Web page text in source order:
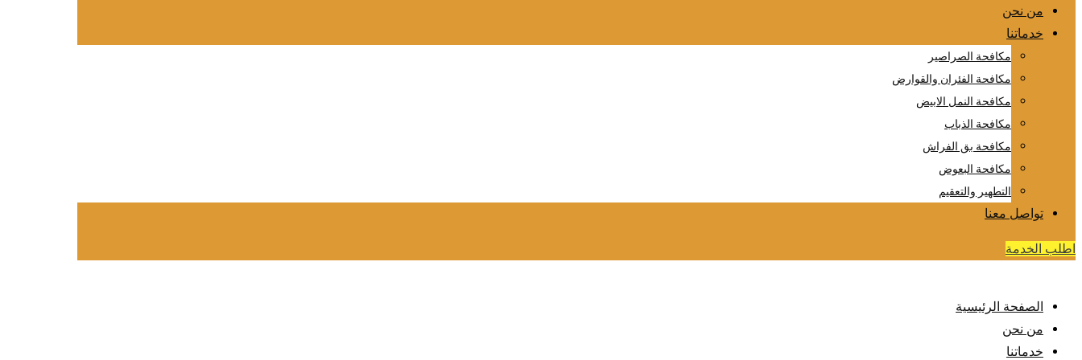
من نحن
خدماتنا
مكافحة الصراصير
مكافحة الفئران والقوارض
مكافحة النمل الابيض
مكافحة الذباب
مكافحة بق الفراش
مكافحة البعوض
التطهير والتعقيم
تواصل معنا
اطلب الخدمة
الصفحة الرئيسية
من نحن
خدماتنا